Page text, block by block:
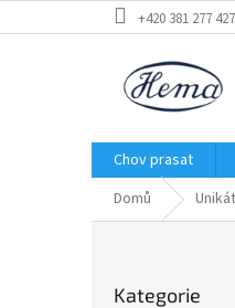
na
+420 381 277 427
Chov prasat
Domů
kategorie
Kategorie